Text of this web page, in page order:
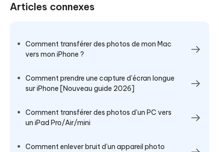
Articles connexes
Comment transférer des photos de mon Mac
vers mon iPhone ?
Comment prendre une capture d'écran longue
sur iPhone [Nouveau guide 2026]
Comment transférer des photos d'un PC vers
un iPad Pro/Air/mini
Comment enlever bruit d'un appareil photo